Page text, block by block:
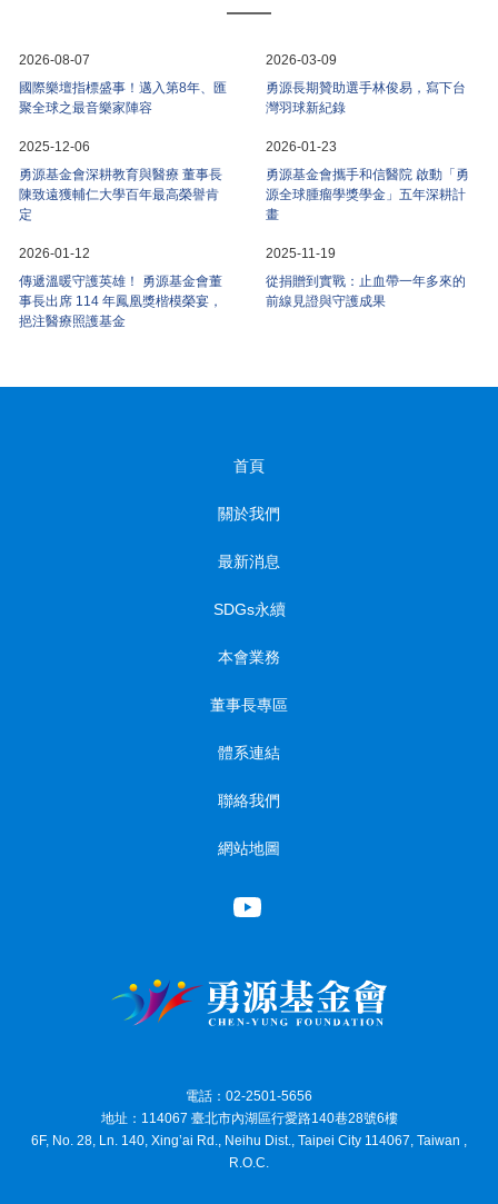
2026-08-07
國際樂壇指標盛事！邁入第8年、匯
聚全球之最音樂家陣容
2026-03-09
勇源長期贊助選手林俊易，寫下台
灣羽球新紀錄
2025-12-06
勇源基金會深耕教育與醫療 董事長
陳致遠獲輔仁大學百年最高榮譽肯
定
2026-01-23
勇源基金會攜手和信醫院 啟動「勇
源全球腫瘤學獎學金」五年深耕計
畫
2026-01-12
傳遞溫暖守護英雄！ 勇源基金會董
事長出席 114 年鳳凰獎楷模榮宴，
挹注醫療照護基金
2025-11-19
從捐贈到實戰：止血帶一年多來的
前線見證與守護成果
首頁
關於我們
最新消息
SDGs永續
本會業務
董事長專區
體系連結
聯絡我們
網站地圖
電話：02-2501-5656
地址：114067 臺北市內湖區行愛路140巷28號6樓
6F, No. 28, Ln. 140, Xing’ai Rd., Neihu Dist., Taipei City 114067, Taiwan ,
R.O.C.